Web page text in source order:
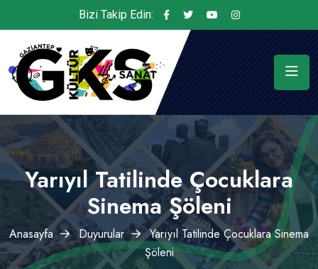
Bizi Takip Edin:
Yarıyıl Tatilinde Çocuklara
Sinema Şöleni
Anasayfa Duyurular
Yarıyıl Tatilinde Çocuklara Sinema
Şöleni